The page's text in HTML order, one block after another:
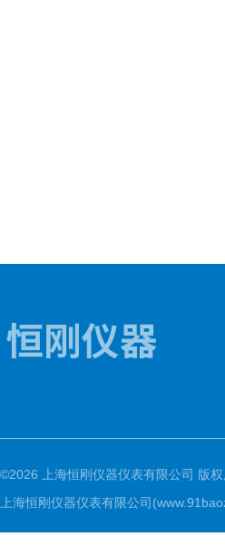
©2026 上海恒刚仪器仪表有限公司 版
上海恒刚仪器仪表有限公司